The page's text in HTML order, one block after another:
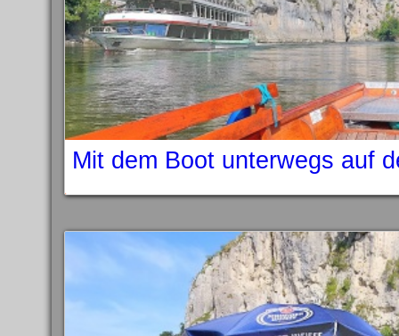
Mit dem Boot unterwegs auf